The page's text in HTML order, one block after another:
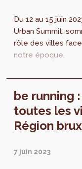
Du 12 au 15 juin
Urban Summit,
rôle des villes
notre époque.
be running
toutes les
Région
7 juin 2023